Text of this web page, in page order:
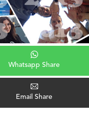
Whatsapp Share
Email Share